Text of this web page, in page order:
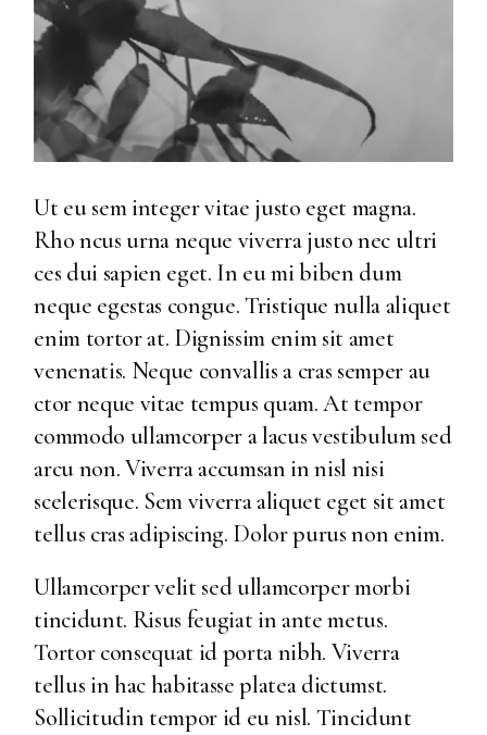
Ut eu sem integer vitae justo eget magna.
Rho ncus urna neque viverra justo nec ultri
ces dui sapien eget. In eu mi biben dum
neque egestas congue. Tristique nulla aliquet
enim tortor at. Dignissim enim sit amet
venenatis. Neque convallis a cras semper au
ctor neque vitae tempus quam. At tempor
commodo ullamcorper a lacus vestibulum sed
arcu non. Viverra accumsan in nisl nisi
scelerisque. Sem viverra aliquet eget sit amet
tellus cras adipiscing. Dolor purus non enim.
Ullamcorper velit sed ullamcorper morbi
tincidunt. Risus feugiat in ante metus.
Tortor consequat id porta nibh. Viverra
tellus in hac habitasse platea dictumst.
Sollicitudin tempor id eu nisl. Tincidunt